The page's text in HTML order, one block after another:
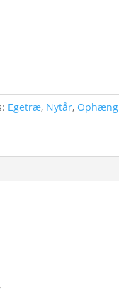
Egetræ, Nytår, Ophæng